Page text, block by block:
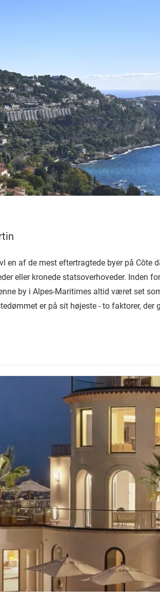
en af de mest eftertragtede byer på Côte
eller kronede statsoverhoveder.
by i Alpes-Maritimes altid været set
er på sit højeste - to faktorer, der